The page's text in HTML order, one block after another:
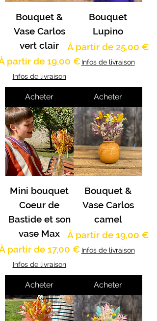
Bouquet &
Vase Carlos
vert clair
partir de 19,00 €
promotionnel
Infos de livraison
Acheter
Bouquet
Lupino
À partir de 25,00 €
Prix promotionnel
Infos de livraison
Acheter
Mini bouquet
Coeur de
Bastide et son
vase Max
partir de 17,00 €
promotionnel
Infos de livraison
Acheter
Bouquet &
Vase Carlos
camel
À partir de 19,00 €
Prix promotionnel
Infos de livraison
Acheter